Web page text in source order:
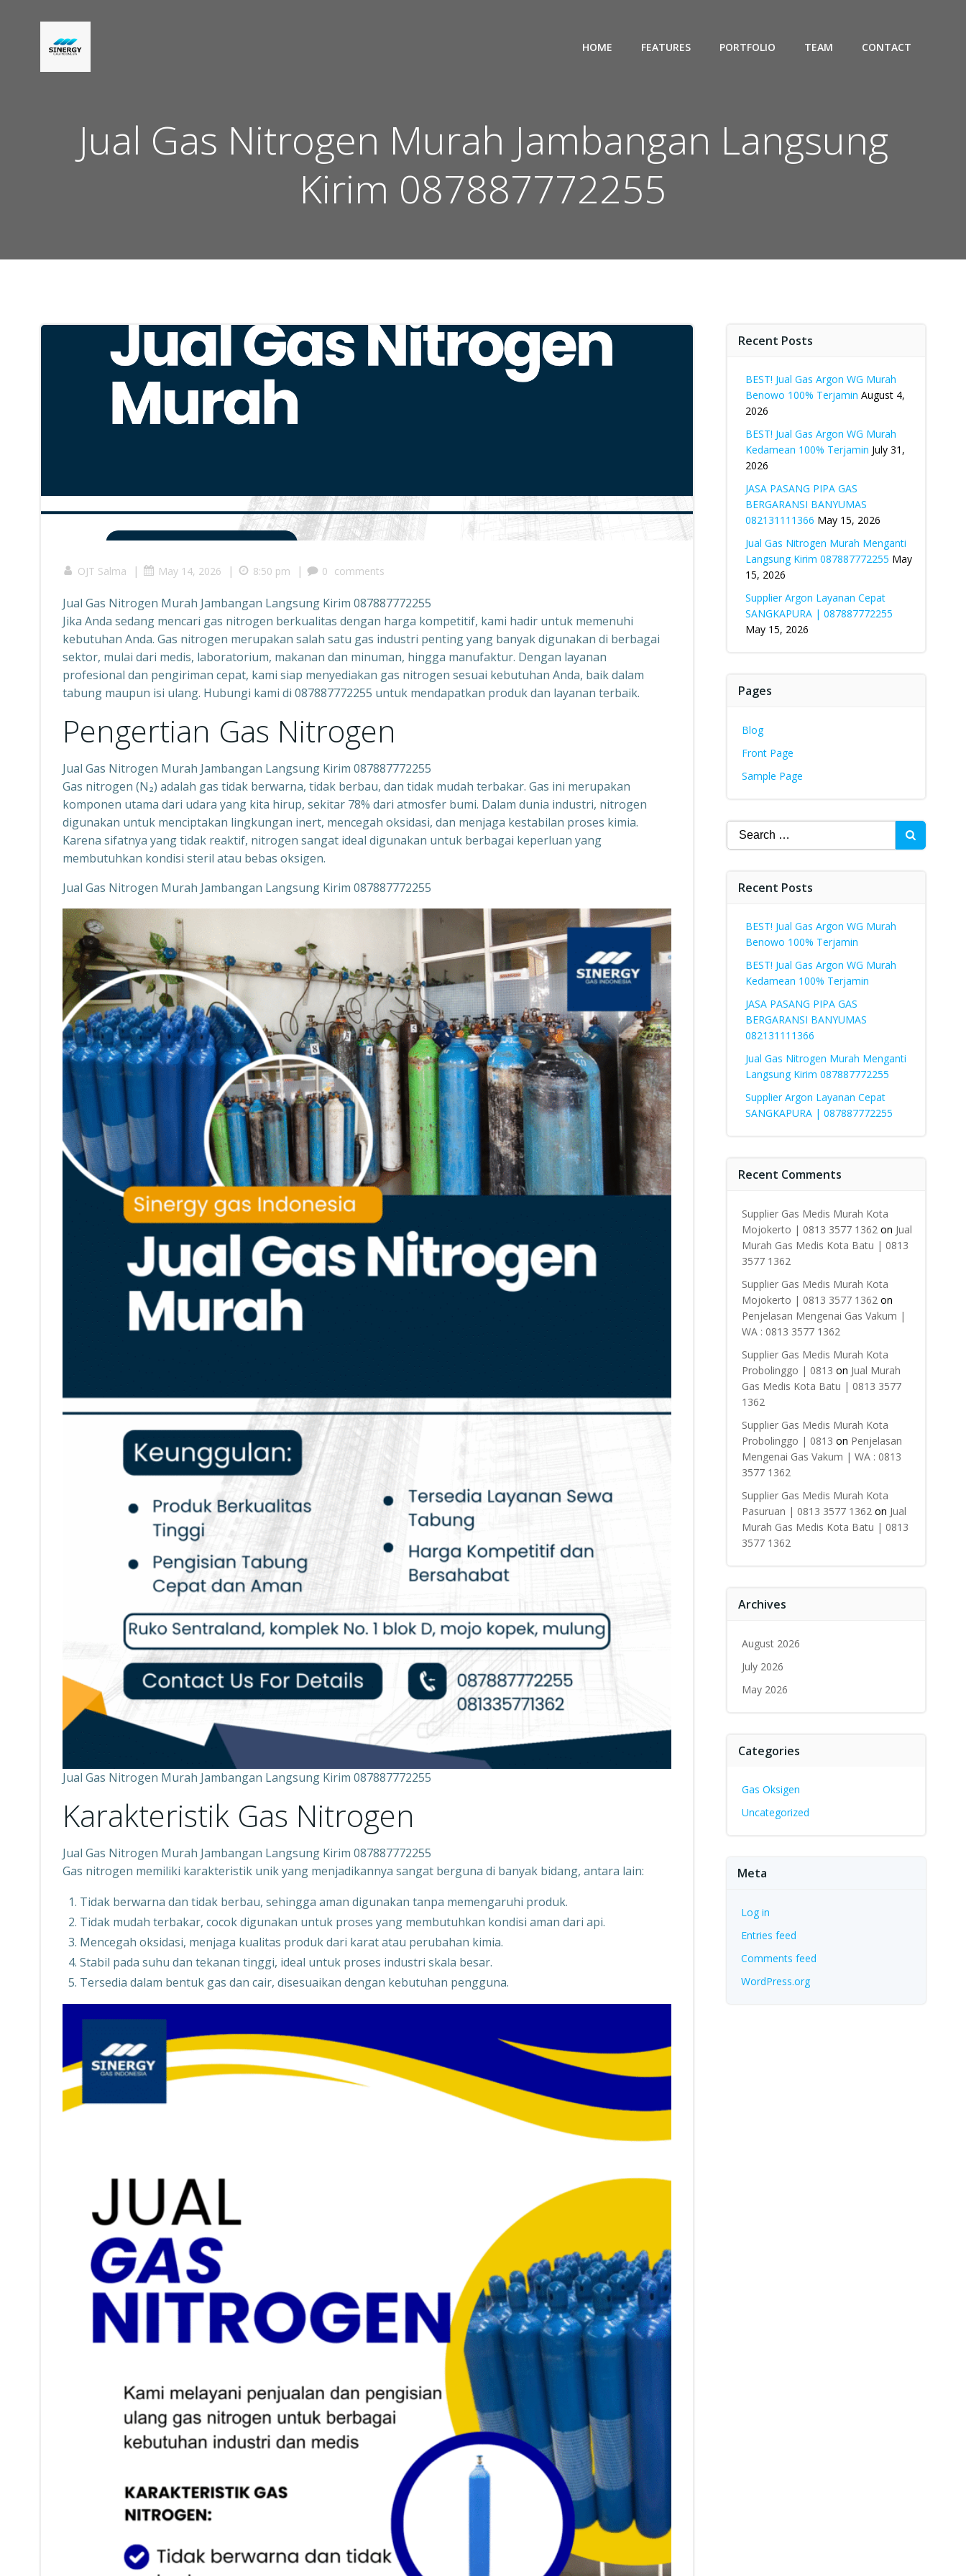
HOME FEATURES PORTFOLIO TEAM CONTACT
Jual Gas Nitrogen Murah Jambangan Langsung
Kirim 087887772255
OJT Salma | May 14, 2026 | 8:50 pm | 0 comments
Jual Gas Nitrogen Murah Jambangan Langsung Kirim 087887772255
Jika Anda sedang mencari gas nitrogen berkualitas dengan harga kompetitif, kami hadir untuk memenuhi
kebutuhan Anda. Gas nitrogen merupakan salah satu gas industri penting yang banyak digunakan di berbagai
sektor, mulai dari medis, laboratorium, makanan dan minuman, hingga manufaktur. Dengan layanan
profesional dan pengiriman cepat, kami siap menyediakan gas nitrogen sesuai kebutuhan Anda, baik dalam
tabung maupun isi ulang. Hubungi kami di 087887772255 untuk mendapatkan produk dan layanan terbaik.
Pengertian Gas Nitrogen
Jual Gas Nitrogen Murah Jambangan Langsung Kirim 087887772255
Gas nitrogen (N₂) adalah gas tidak berwarna, tidak berbau, dan tidak mudah terbakar. Gas ini merupakan
komponen utama dari udara yang kita hirup, sekitar 78% dari atmosfer bumi. Dalam dunia industri, nitrogen
digunakan untuk menciptakan lingkungan inert, mencegah oksidasi, dan menjaga kestabilan proses kimia.
Karena sifatnya yang tidak reaktif, nitrogen sangat ideal digunakan untuk berbagai keperluan yang
membutuhkan kondisi steril atau bebas oksigen.
Jual Gas Nitrogen Murah Jambangan Langsung Kirim 087887772255
Jual Gas Nitrogen Murah Jambangan Langsung Kirim 087887772255
Karakteristik Gas Nitrogen
Jual Gas Nitrogen Murah Jambangan Langsung Kirim 087887772255
Gas nitrogen memiliki karakteristik unik yang menjadikannya sangat berguna di banyak bidang, antara lain:
Tidak berwarna dan tidak berbau, sehingga aman digunakan tanpa memengaruhi produk.
Tidak mudah terbakar, cocok digunakan untuk proses yang membutuhkan kondisi aman dari api.
Mencegah oksidasi, menjaga kualitas produk dari karat atau perubahan kimia.
Stabil pada suhu dan tekanan tinggi, ideal untuk proses industri skala besar.
Tersedia dalam bentuk gas dan cair, disesuaikan dengan kebutuhan pengguna.
Recent Posts
BEST! Jual Gas Argon WG Murah
Benowo 100% Terjamin August 4,
2026
BEST! Jual Gas Argon WG Murah
Kedamean 100% Terjamin July 31,
2026
JASA PASANG PIPA GAS
BERGARANSI BANYUMAS
082131111366 May 15, 2026
Jual Gas Nitrogen Murah Menganti
Langsung Kirim 087887772255 May
15, 2026
Supplier Argon Layanan Cepat
SANGKAPURA | 087887772255
May 15, 2026
Pages
Blog
Front Page
Sample Page
Search
for:
Recent Posts
BEST! Jual Gas Argon WG Murah
Benowo 100% Terjamin
BEST! Jual Gas Argon WG Murah
Kedamean 100% Terjamin
JASA PASANG PIPA GAS
BERGARANSI BANYUMAS
082131111366
Jual Gas Nitrogen Murah Menganti
Langsung Kirim 087887772255
Supplier Argon Layanan Cepat
SANGKAPURA | 087887772255
Recent Comments
Supplier Gas Medis Murah Kota
Mojokerto | 0813 3577 1362on Jual
Murah Gas Medis Kota Batu | 0813
3577 1362
Supplier Gas Medis Murah Kota
Mojokerto | 0813 3577 1362on
Penjelasan Mengenai Gas Vakum |
WA : 0813 3577 1362
Supplier Gas Medis Murah Kota
Probolinggo | 0813 on Jual Murah
Gas Medis Kota Batu | 0813 3577
1362
Supplier Gas Medis Murah Kota
Probolinggo | 0813 on Penjelasan
Mengenai Gas Vakum | WA : 0813
3577 1362
Supplier Gas Medis Murah Kota
Pasuruan | 0813 3577 1362on Jual
Murah Gas Medis Kota Batu | 0813
3577 1362
Archives
August 2026
July 2026
May 2026
Categories
Gas Oksigen
Uncategorized
Meta
Log in
Entries feed
Comments feed
WordPress.org